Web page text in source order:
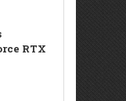
RTX